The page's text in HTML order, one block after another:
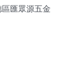
匯眾源五金